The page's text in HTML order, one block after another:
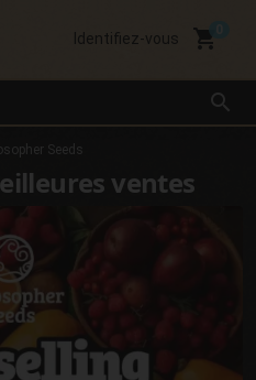
search
Identifiez-vous local_grocery_store
Seeds
ventes